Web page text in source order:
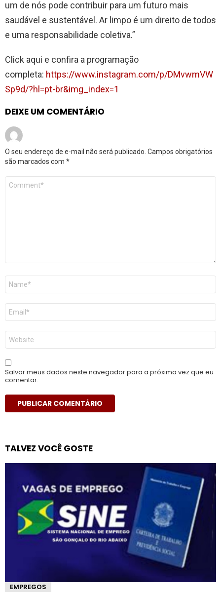
um de nós pode contribuir para um futuro mais
saudável e sustentável. Ar limpo é um direito de todos
e uma responsabilidade coletiva.”
Click aqui e confira a programação
completa: https://www.instagram.com/p/DMvwmVW
Sp9d/?hl=pt-br&img_index=1
DEIXE UM COMENTÁRIO
O seu endereço de e-mail não será publicado. Campos obrigatórios
são marcados com *
Comentário
Nome
E-
mail
*
Site
Salvar meus dados neste navegador para a próxima vez que eu
comentar.
TALVEZ VOCÊ GOSTE
EMPREGOS